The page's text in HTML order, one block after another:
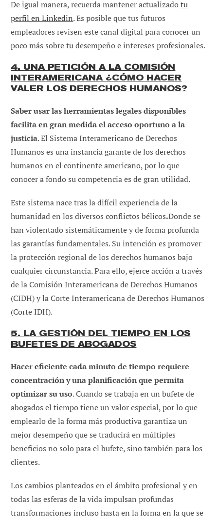
De igual manera, recuerda mantener actualizadotu
perfil en Linkedin. Es posible que tus futuros
empleadores revisen este canal digital para conocer un
poco más sobre tu desempeño e intereses profesionales.
4. UNA PETICIÓN A LA COMISIÓN
INTERAMERICANA ¿CÓMO HACER
VALER LOS DERECHOS HUMANOS?
Saber usar las herramientas legales disponibles
facilita en gran medida el acceso oportuno a la
justicia. El Sistema Interamericano de Derechos
Humanos es una instancia garante de los derechos
humanos en el continente americano, por lo que
conocer a fondo su competencia es de gran utilidad.
Este sistema nace tras la difícil experiencia de la
humanidad en los diversos conflictos bélicos.Donde se
han violentado sistemáticamente y de forma profunda
las garantías fundamentales. Su intención es promover
la protección regional de los derechos humanos bajo
cualquier circunstancia. Para ello, ejerce acción a través
de la Comisión Interamericana de Derechos Humanos
(CIDH) y la Corte Interamericana de Derechos Humanos
(Corte IDH).
5. LA GESTIÓN DEL TIEMPO EN LOS
BUFETES DE ABOGADOS
Hacer eficiente cada minuto de tiempo requiere
concentración y una planificación que permita
optimizar su uso. Cuando se trabaja en un bufete de
abogados el tiempo tiene un valor especial, por lo que
emplearlo de la forma más productiva garantiza un
mejor desempeño que se traducirá en múltiples
beneficios no solo para el bufete, sino también para los
clientes.
Los cambios planteados en el ámbito profesional y en
todas las esferas de la vida impulsan profundas
transformaciones incluso hasta en la forma en la que se